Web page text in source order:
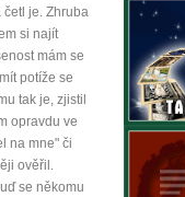
četl je. Zhruba
si najít
mám se
potíže se
tak je, zjistil
opravdu ve
na mne" či
ověřil.
se někomu